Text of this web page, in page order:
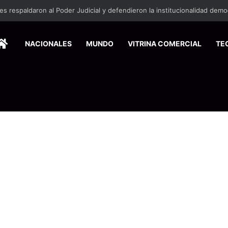
HOMENACIONALES MUNDO VITRINA COMERCIAL